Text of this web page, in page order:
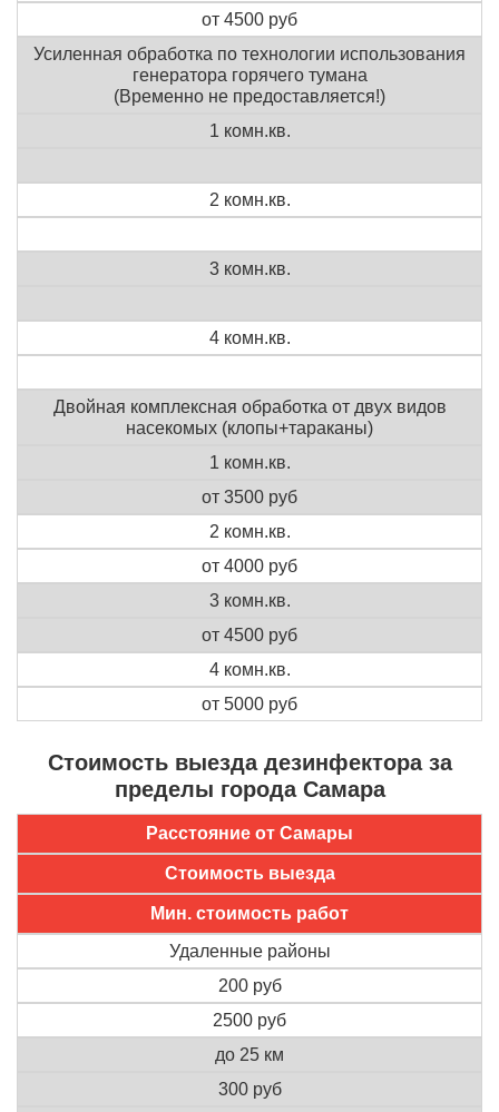
от 4500 руб
Усиленная обработка по технологии использования
генератора горячего тумана
(Временно не предоставляется!)
1 комн.кв.
2 комн.кв.
3 комн.кв.
4 комн.кв.
Двойная комплексная обработка от двух видов
насекомых (клопы+тараканы)
1 комн.кв.
от 3500 руб
2 комн.кв.
от 4000 руб
3 комн.кв.
от 4500 руб
4 комн.кв.
от 5000 руб
Стоимость выезда дезинфектора за
пределы города Самара
Расстояние от Самары
Стоимость выезда
Мин. стоимость работ
Удаленные районы
200 руб
2500 руб
до 25 км
300 руб